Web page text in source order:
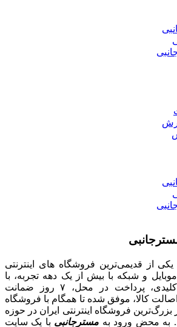
یکی از قدیمی‌ترین فروشگاه های اینترنتی
موبایل و شبکه با بیش از یک دهه تجربه، با
پایبندی به سه اصل کلیدی، پرداخت در محل، ۷ روز ضمانت
کالا، موفق شده تا همگام با فروشگاه‌
بزرگ‌ترین فروشگاه اینترنتی ایران در حوزه
به محض ورود به مسترجانبی با یک سایت